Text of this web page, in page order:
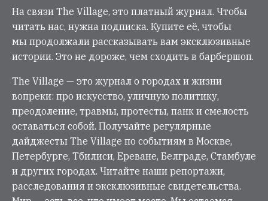
На связи The Village, это платный журнал. Чтобы
читать нас, нужна подписка. Купите её, чтобы
мы продолжали рассказывать вам эксклюзивные
истории. Это не дороже, чем сходить в барбершоп.
The Village — это журнал о городах и жизни
вопреки: про искусство, уличную политику,
преодоление, травмы, протесты, панк и смелость
оставаться собой. Получайте регулярные
дайджесты The Village по событиям в Москве,
Петербурге, Тбилиси, Ереване, Белграде, Стамбуле
и других городах. Читайте наши репортажи,
расследования и эксклюзивные свидетельства.